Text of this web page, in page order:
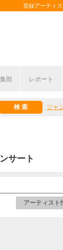
登録アーティ
部 レポート
ジャ
サート
アーティスト